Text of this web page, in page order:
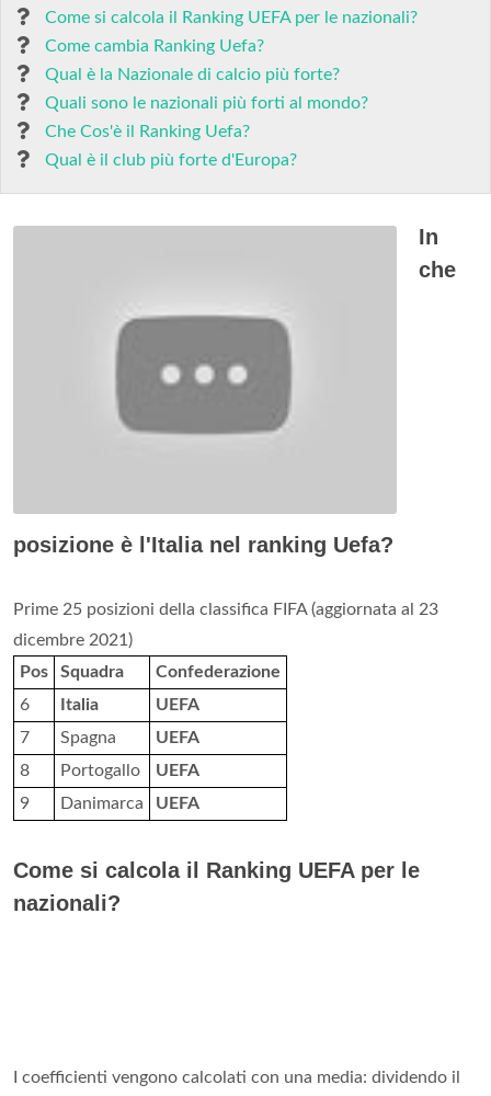
Come si calcola il Ranking UEFA per le nazionali?
Come cambia Ranking Uefa?
Qual è la Nazionale di calcio più forte?
Quali sono le nazionali più forti al mondo?
Che Cos'è il Ranking Uefa?
Qual è il club più forte d'Europa?
In
che
posizione è l'Italia nel ranking Uefa?
Prime 25 posizioni della classifica FIFA (aggiornata al 23
dicembre 2021)
Pos
Squadra
Confederazione
6
Italia
UEFA
7
Spagna
UEFA
8
Portogallo
UEFA
9
Danimarca UEFA
Come si calcola il Ranking UEFA per le
nazionali?
I coefficienti vengono calcolati con una media: dividendo il